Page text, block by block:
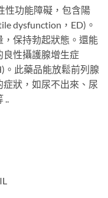
性功能障礙，包含陽
dysfunction，ED)。
保持勃起狀態。還能
良性攝護腺增生症
。此藥品能放鬆前列腺
狀，如尿不出來、尿
..